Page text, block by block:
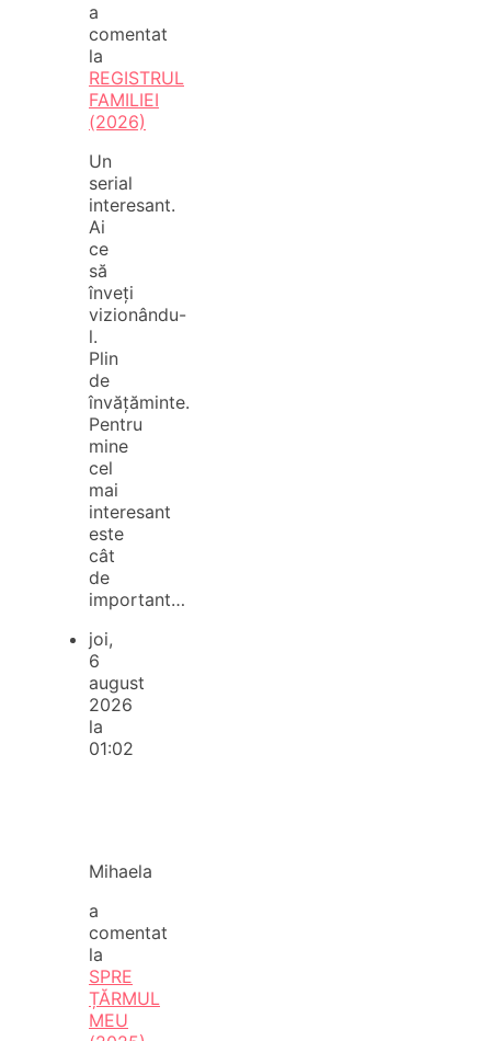
a
comentat
la
REGISTRUL
FAMILIEI
(2026)
Un
serial
interesant.
Ai
ce
să
înveți
vizionându-
l.
Plin
de
învățăminte.
Pentru
mine
cel
mai
interesant
este
cât
de
important…
joi,
6
august
2026
la
01:02
Mihaela
a
comentat
la
SPRE
ȚĂRMUL
MEU